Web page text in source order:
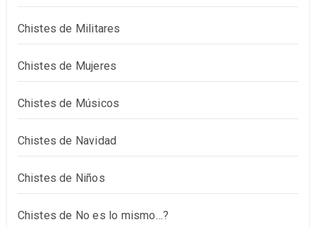
Chistes de Militares
Chistes de Mujeres
Chistes de Músicos
Chistes de Navidad
Chistes de Niños
Chistes de No es lo mismo…?